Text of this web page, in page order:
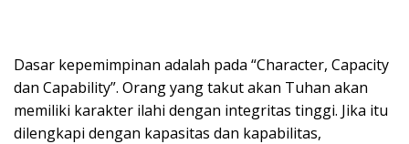
Dasar kepemimpinan adalah pada “Character, Capacity
dan Capability”. Orang yang takut akan Tuhan akan
memiliki karakter ilahi dengan integritas tinggi. Jika itu
dilengkapi dengan kapasitas dan kapabilitas,